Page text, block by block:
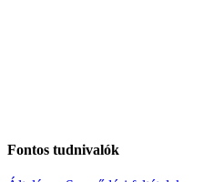
Fontos tudnivalók